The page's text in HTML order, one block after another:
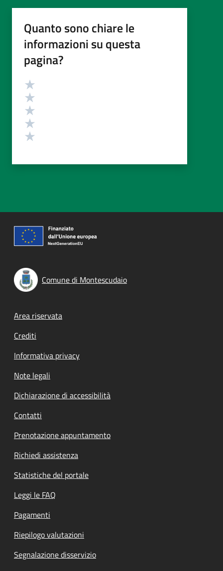
Quanto sono chiare le
informazioni su questa
pagina?
Valutazione
Comune di Montescudaio
Footer menu
Area riservata
Crediti
Informativa privacy
Note legali
Dichiarazione di accessibilità
Contatti
Prenotazione appuntamento
Richiedi assistenza
Statistiche del portale
Leggi le FAQ
Pagamenti
Riepilogo valutazioni
Segnalazione disservizio